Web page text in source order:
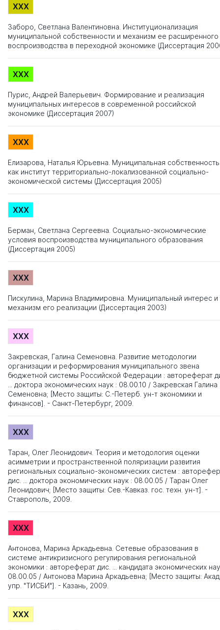
XXX
Заборо, Светлана Валентиновна. Институционализация
муниципальной собственности и механизм ее расширенного
воспроизводства в переходной экономике (Диссертация
XXX
Пурис, Андрей Валерьевич. Формирование и реализация
муниципальных интересов в современной российской
экономике (Диссертация 2007)
XXX
Елизарова, Наталья Юрьевна. Муниципальная собственность
как институт территориально-локализованной социально-
экономической системы (Диссертация 2005)
XXX
Берман, Светлана Сергеевна. Социально-экономические
условия воспроизводства муниципального образования
(Диссертация 2005)
XXX
Пискулина, Марина Владимировна. Муниципальный интерес и
механизм его реализации (Диссертация 2003)
XXX
Закревская, Галина Семеновна. Развитие методологии
организации и реформирования муниципального звена
бюджетной системы Российской Федерации : автореферат
... доктора экономических наук : 08.00.10 / Закревская Галина
Семеновна; [Место защиты: С.-Петерб. ун-т экономики и
финансов]. - Санкт-Петербург, 2009.
XXX
Таран, Олег Леонидович. Теория и методология оценки
асимметрии и пространственной поляризации развития
региональных социально-экономических систем :
дис. ... доктора экономических наук : 08.00.05 / Таран Олег
Леонидович; [Место защиты: Сев.-Кавказ. гос. техн. ун-т]. -
Ставрополь, 2009.
XXX
Антонова, Марина Аркадьевна. Сетевые образования в
системе антикризисного регулирования региональной
экономики : автореферат дис. ... кандидата экономических
08.00.05 / Антонова Марина Аркадьевна; [Место защиты:
упр. "ТИСБИ"]. - Казань, 2009.
XXX